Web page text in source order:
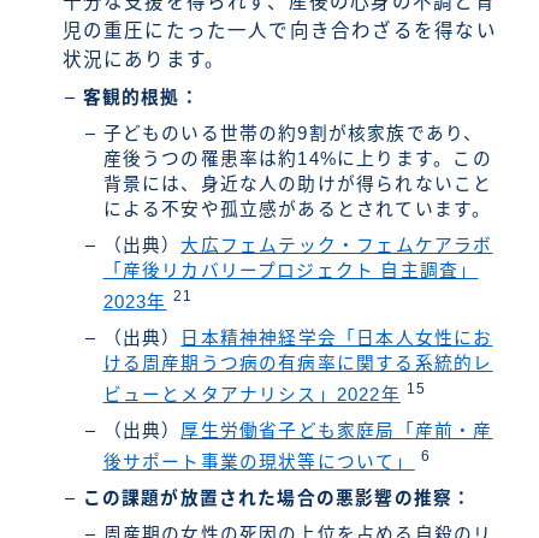
児の重圧にたった一人で向き合わざるを得ない
状況にあります。
客観的根拠：
子どものいる世帯の約9割が核家族であり、
産後うつの罹患率は約14%に上ります。この
背景には、身近な人の助けが得られないこと
による不安や孤立感があるとされています。
（出典） 大広フェムテック・フェムケアラボ
「産後リカバリープロジェクト 自主調査」
2023年 21
（出典）
日本精神神経学会「日本人女性にお
ける周産期うつ病の有病率に関する系統的レ
ビューとメタアナリシス」2022年 15
（出典） 厚生労働省子ども家庭局「産前・産
後サポート事業の現状等について」
6
この課題が放置された場合の悪影響の推察：